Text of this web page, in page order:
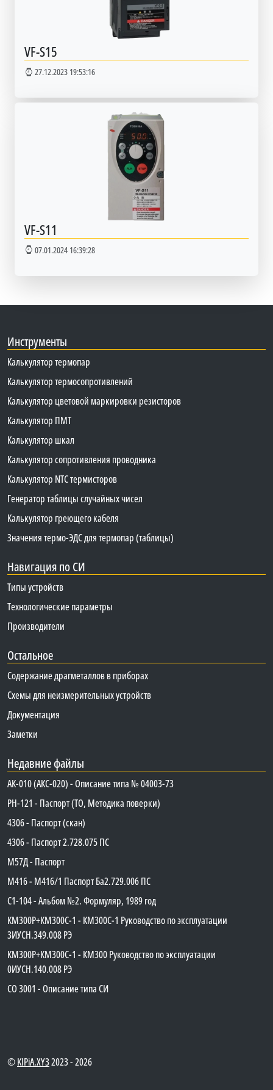
VF-S15
27.12.2023 19:53:16
VF-S11
07.01.2024 16:39:28
Инструменты
Калькулятор термопар
Калькулятор термосопротивлений
Калькулятор цветовой маркировки резисторов
Калькулятор ПМТ
Калькулятор шкал
Калькулятор сопротивления проводника
Калькулятор NTC термисторов
Генератор таблицы случайных чисел
Калькулятор греющего кабеля
Значения термо-ЭДС для термопар (таблицы)
Навигация по СИ
Типы устройств
Технологические параметры
Производители
Остальное
Содержание драгметаллов в приборах
Схемы для неизмерительных устройств
Документация
Заметки
Недавние файлы
АК-010 (АКС-020) - Описание типа № 04003-73
PH-121 - Паспорт (ТО, Методика поверки)
4306 - Паспорт (скан)
4306 - Паспорт 2.728.075 ПС
М57Д - Паспорт
М416 - М416/1 Паспорт Ба2.729.006 ПС
C1-104 - Альбом №2. Формуляр, 1989 год
КМ300Р+КМ300С-1 - КМ300C-1 Руководство по эксплуатации
3ИУСН.349.008 РЭ
КМ300Р+КМ300С-1 - КМ300 Руководство по эксплуатации
0ИУСН.140.008 РЭ
СО 3001 - Описание типа СИ
©KIPiA.XY32023 - 2026